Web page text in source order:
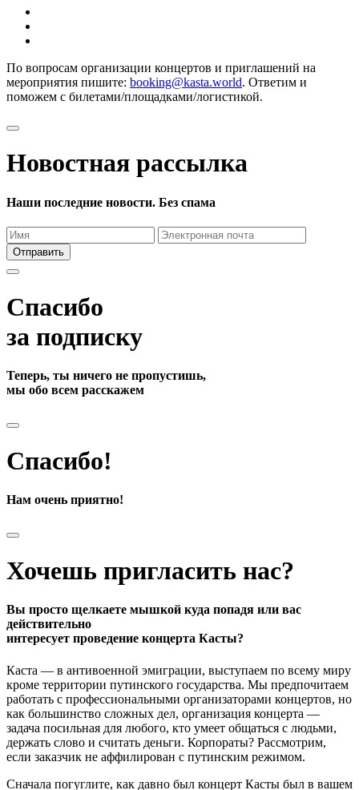
По вопросам организации концертов и приглашений на
мероприятия пишите: booking@kasta.world. Ответим и
поможем с билетами/площадками/логистикой.
Новостная рассылка
Наши последние новости. Без спама
Отправить
Спасибо
за подписку
Теперь, ты ничего не пропустишь,
мы обо всем расскажем
Спасибо!
Нам очень приятно!
Хочешь пригласить нас?
Вы просто щелкаете мышкой куда попадя или вас
действительно
интересует проведение концерта Касты?
Каста — в антивоенной эмиграции, выступаем по всему миру
кроме территории путинского государства. Мы предпочитаем
работать с профессиональными организаторами концертов, но
как большинство сложных дел, организация концерта —
задача посильная для любого, кто умеет общаться с людьми,
держать слово и считать деньги. Корпораты? Рассмотрим,
если заказчик не аффилирован с путинским режимом.
Сначала погуглите, как давно был концерт Касты был в вашем